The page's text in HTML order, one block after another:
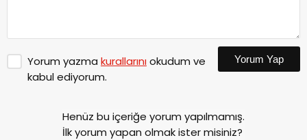
Yorum yazma kurallarınıokudum ve
kabul ediyorum.
Yorum Yap
Henüz bu içeriğe yorum yapılmamış.
İlk yorum yapan olmak ister misiniz?